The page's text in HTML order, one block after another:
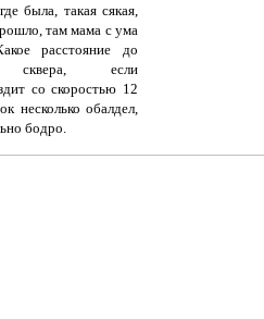
была, такая сякая,
там мама с ума
расстояние до
сквера, если
со скоростью 12
несколько обалдел,
бодро.